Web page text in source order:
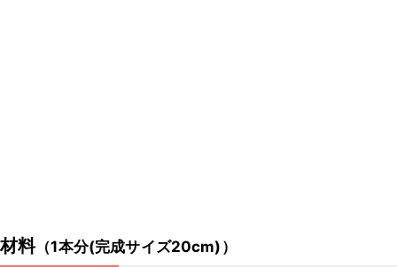
材料（1本分(完成サイズ20cm) ）